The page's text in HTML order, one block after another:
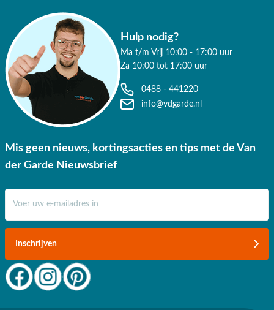
ingericht, zodat je al je gewenste producten in één keer kunt bestellen.
Naast online bestellen, ben je ook van harte welkom in één van onze
showrooms in Apeldoorn, Duiven of Opheusden. We ontvangen je
graag!
Heb je nog vragen? Wij zijn van maandag tot en met zaterdag van
10.00 - 17.00 uur bereikbaar op 0488-441220. Liever mailen? Dat doe
je gemakkelijk met onze
klantenservice.
Hulp nodig?
Ma t/m Vrij 10:00 - 17:00 uur
Za 10:00 tot 17:00 uur
0488 - 441220
info@vdgarde.nl
Mis geen nieuws, kortingsacties en tips met de Van
der Garde Nieuwsbrief
Inschrijven